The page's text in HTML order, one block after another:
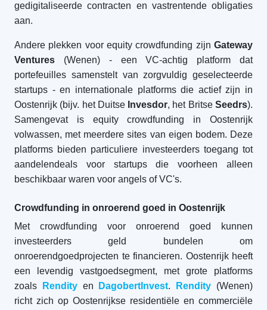
gedigitaliseerde contracten en vastrentende obligaties
aan.
Andere plekken voor equity crowdfunding zijn Gateway
Ventures (Wenen) - een VC-achtig platform dat
portefeuilles samenstelt van zorgvuldig geselecteerde
startups - en internationale platforms die actief zijn in
Oostenrijk (bijv. het Duitse Invesdor, het BritseSeedrs).
Samengevat is equity crowdfunding in Oostenrijk
volwassen, met meerdere sites van eigen bodem. Deze
platforms bieden particuliere investeerders toegang tot
aandelendeals voor startups die voorheen alleen
beschikbaar waren voor angels of VC's.
Crowdfunding in onroerend goed in Oostenrijk
Met crowdfunding voor onroerend goed kunnen
investeerders geld bundelen om
onroerendgoedprojecten te financieren. Oostenrijk heeft
een levendig vastgoedsegment, met grote platforms
zoals
Rendityen DagobertInvest. Rendity (Wenen)
richt zich op Oostenrijkse residentiële en commerciële